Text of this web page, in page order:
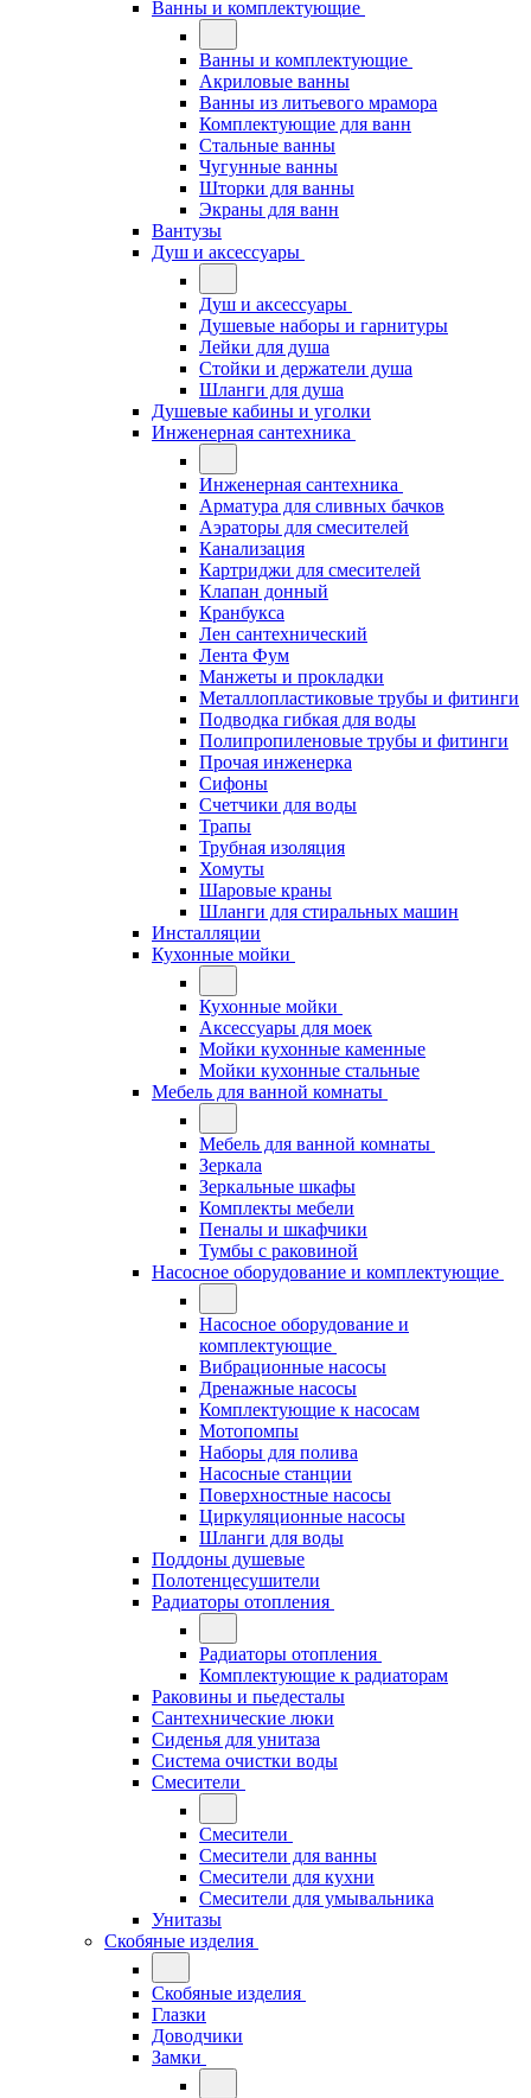
Ванны и комплектующие
Ванны и комплектующие
Акриловые ванны
Ванны из литьевого мрамора
Комплектующие для ванн
Стальные ванны
Чугунные ванны
Шторки для ванны
Экраны для ванн
Вантузы
Душ и аксессуары
Душ и аксессуары
Душевые наборы и гарнитуры
Лейки для душа
Стойки и держатели душа
Шланги для душа
Душевые кабины и уголки
Инженерная сантехника
Инженерная сантехника
Арматура для сливных бачков
Аэраторы для смесителей
Канализация
Картриджи для смесителей
Клапан донный
Кранбукса
Лен сантехнический
Лента Фум
Манжеты и прокладки
Металлопластиковые трубы и фитинги
Подводка гибкая для воды
Полипропиленовые трубы и фитинги
Прочая инженерка
Сифоны
Счетчики для воды
Трапы
Трубная изоляция
Хомуты
Шаровые краны
Шланги для стиральных машин
Инсталляции
Кухонные мойки
Кухонные мойки
Аксессуары для моек
Мойки кухонные каменные
Мойки кухонные стальные
Мебель для ванной комнаты
Мебель для ванной комнаты
Зеркала
Зеркальные шкафы
Комплекты мебели
Пеналы и шкафчики
Тумбы с раковиной
Насосное оборудование и комплектующие
Насосное оборудование и
комплектующие
Вибрационные насосы
Дренажные насосы
Комплектующие к насосам
Мотопомпы
Наборы для полива
Насосные станции
Поверхностные насосы
Циркуляционные насосы
Шланги для воды
Поддоны душевые
Полотенцесушители
Радиаторы отопления
Радиаторы отопления
Комплектующие к радиаторам
Раковины и пьедесталы
Сантехнические люки
Сиденья для унитаза
Система очистки воды
Смесители
Смесители
Смесители для ванны
Смесители для кухни
Смесители для умывальника
Унитазы
Скобяные изделия
Скобяные изделия
Глазки
Доводчики
Замки